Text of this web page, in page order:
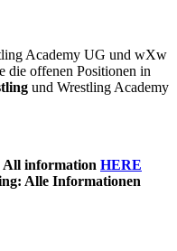
Academy UG und wXw
die offenen Positionen in
und Wrestling Academy
All information HERE
Alle Informationen